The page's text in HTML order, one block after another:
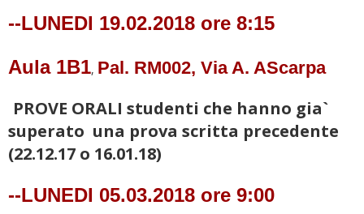
--LUNEDI 19.02.2018 ore 8:15
Aula 1B1, Pal. RM002, Via A. AScarpa
PROVE ORALI studenti che hanno gia`
superato una prova scritta precedente
(22.12.17 o 16.01.18)
--LUNEDI 05.03.2018 ore 9:00